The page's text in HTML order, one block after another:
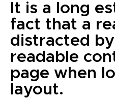
It is a long
fact that a
distracted
readable
page when
layout.